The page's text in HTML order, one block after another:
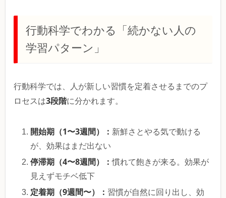
行動科学でわかる「続かない人の
学習パターン」
行動科学では、人が新しい習慣を定着させるまでのプ
ロセスは3段階に分かれます。
開始期（1〜3週間）： 新鮮さとやる気で動ける
が、効果はまだ出ない
停滞期（4〜8週間）：慣れて飽きが来る。効果が
見えずモチベ低下
定着期（9週間〜）： 習慣が自然に回り出し、効